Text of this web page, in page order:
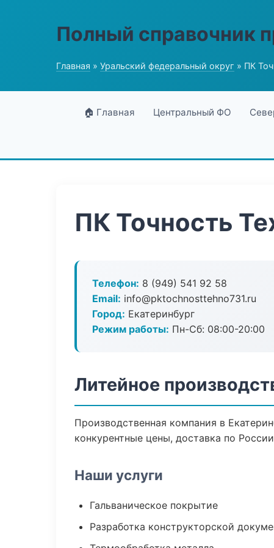
Полный справочник
Главная » Уральский федеральный округ » ПК
🏠 Главная Центральный ФО
ПК Точность
Телефон: 8 (949) 541 92 58
Email: info@pktochnosttehno731.ru
Город: Екатеринбург
Режим работы: Пн-Сб: 08:00-20:00
Литейное
Производственная компания в
конкурентные цены, доставка по
Наши услуги
Гальваническое покрытие
Разработка конструкторской